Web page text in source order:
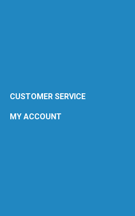
CUSTOMER SERVICE
MY ACCOUNT